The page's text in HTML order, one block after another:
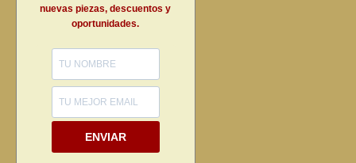
nuevas piezas, descuentos y
oportunidades.
ENVIAR